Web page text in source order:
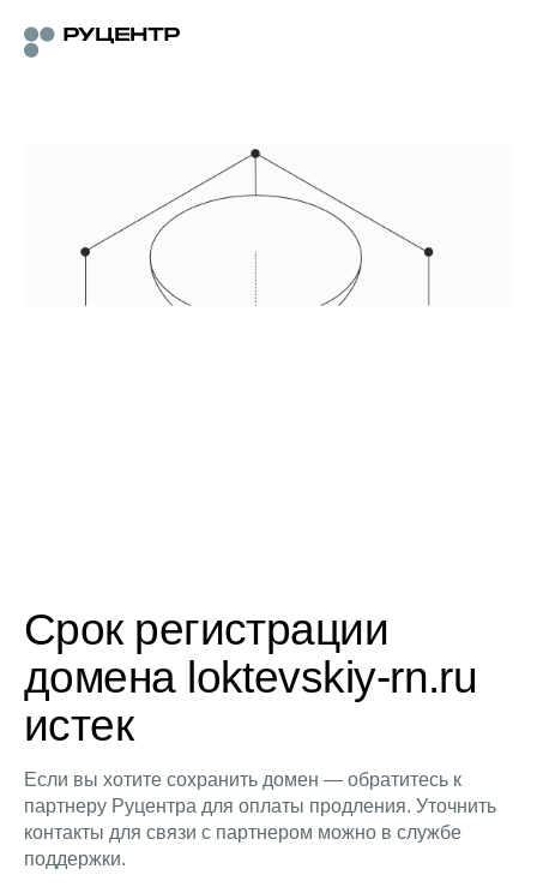
Срок регистрации
домена loktevskiy-rn.ru
истек
Если вы хотите сохранить домен — обратитесь к
партнеру Руцентра для оплаты продления. Уточнить
контакты для связи с партнером можно в службе
поддержки.